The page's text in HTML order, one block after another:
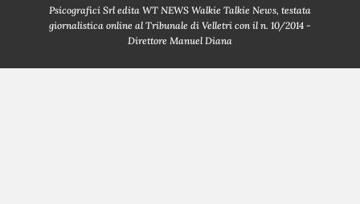
Psicografici Srl edita WT NEWS Walkie Talkie News, testata
giornalistica online al Tribunale di Velletri con il n. 10/2014 -
Direttore Manuel Diana